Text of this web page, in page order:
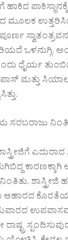
ಹಾಕಿದ
ಒಳನುಗ್ಗಿ,
ಧೈರ್ಯ
ಮತ್ತು
ಶಾಸ್ತ್ರೀಜಿ